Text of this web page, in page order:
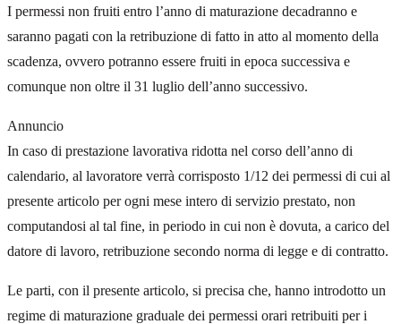
I permessi non fruiti entro l’anno di maturazione decadranno e
saranno pagati con la retribuzione di fatto in atto al momento della
scadenza, ovvero potranno essere fruiti in epoca successiva e
comunque non oltre il 31 luglio dell’anno successivo.
Annuncio
In caso di prestazione lavorativa ridotta nel corso dell’anno di
calendario, al lavoratore verrà corrisposto 1/12 dei permessi di cui al
presente articolo per ogni mese intero di servizio prestato, non
computandosi al tal fine, in periodo in cui non è dovuta, a carico del
datore di lavoro, retribuzione secondo norma di legge e di contratto.
Le parti, con il presente articolo, si precisa che, hanno introdotto un
regime di maturazione graduale dei permessi orari retribuiti per i